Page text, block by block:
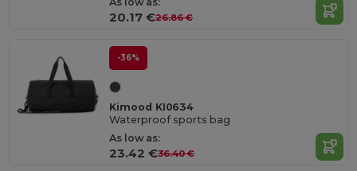
20.17 €26.86 €
-36%
Kimood KI0634
Waterproof sports bag
As low as:
23.42 €36.40 €